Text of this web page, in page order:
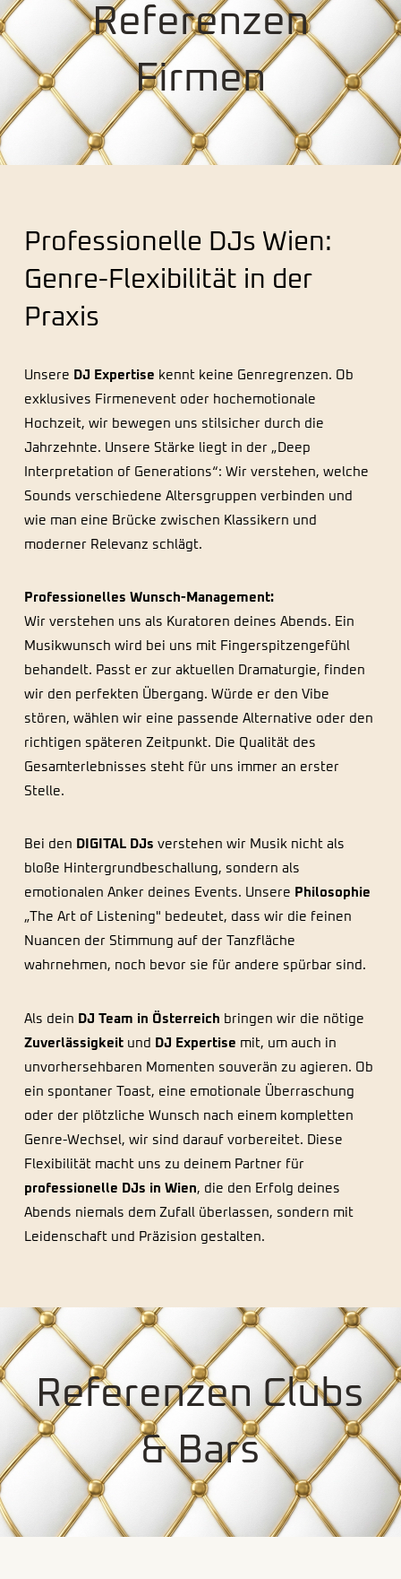
Referenzen
Firmen
Professionelle DJs Wien:
Genre-Flexibilität in der
Praxis
Unsere DJ Expertise kennt keine Genregrenzen. Ob
exklusives Firmenevent oder hochemotionale
Hochzeit, wir bewegen uns stilsicher durch die
Jahrzehnte. Unsere Stärke liegt in der „Deep
Interpretation of Generations“: Wir verstehen, welche
Sounds verschiedene Altersgruppen verbinden und
wie man eine Brücke zwischen Klassikern und
moderner Relevanz schlägt.
Professionelles Wunsch-Management:
Wir verstehen uns als Kuratoren deines Abends. Ein
Musikwunsch wird bei uns mit Fingerspitzengefühl
behandelt. Passt er zur aktuellen Dramaturgie, finden
wir den perfekten Übergang. Würde er den Vibe
stören, wählen wir eine passende Alternative oder den
richtigen späteren Zeitpunkt. Die Qualität des
Gesamterlebnisses steht für uns immer an erster
Stelle.
Bei den DIGITAL DJs verstehen wir Musik nicht als
bloße Hintergrundbeschallung, sondern als
emotionalen Anker deines Events. Unsere Philosophie
„The Art of Listening" bedeutet, dass wir die feinen
Nuancen der Stimmung auf der Tanzfläche
wahrnehmen, noch bevor sie für andere spürbar sind.
Als dein DJ Team in Österreich bringen wir die nötige
Zuverlässigkeitund DJ Expertise mit, um auch in
unvorhersehbaren Momenten souverän zu agieren. Ob
ein spontaner Toast, eine emotionale Überraschung
oder der plötzliche Wunsch nach einem kompletten
Genre-Wechsel, wir sind darauf vorbereitet. Diese
Flexibilität macht uns zu deinem Partner für
professionelle DJs in Wien, die den Erfolg deines
Abends niemals dem Zufall überlassen, sondern mit
Leidenschaft und Präzision gestalten.
Referenzen Clubs
& Bars